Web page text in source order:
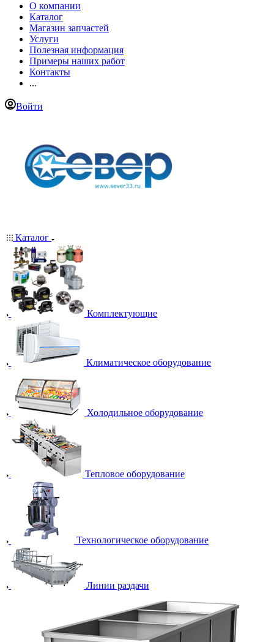
О компании
Каталог
Магазин запчастей
Услуги
Полезная информация
Примеры наших работ
Контакты
...
Войти
Каталог
Комплектующие
Климатическое оборудование
Холодильное оборудование
Тепловое оборудование
Технологическое оборудование
Линии раздачи